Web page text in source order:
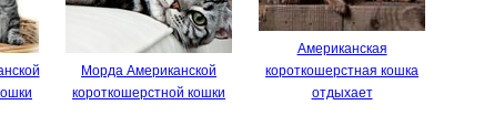
Морда Американской
короткошерстной кошки
Американская
короткошерстная кошка
отдыхает